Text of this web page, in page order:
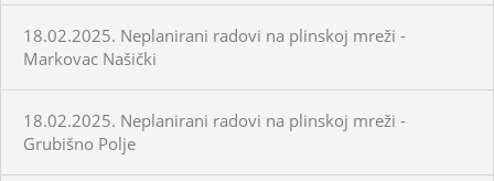
18.02.2025. Neplanirani radovi na plinskoj mreži -
Markovac Našički
18.02.2025. Neplanirani radovi na plinskoj mreži -
Grubišno Polje